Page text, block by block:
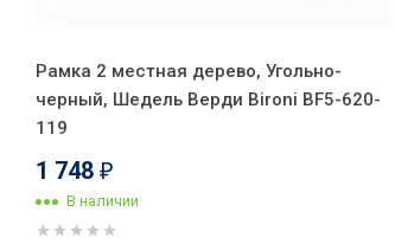
Рамка 2 местная дерево, Угольно-
черный, Шедель Верди Bironi BF5-620-
119
1 748 ₽
В наличии